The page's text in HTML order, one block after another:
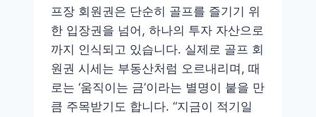
프장 회원권은 단순히 골프를 즐기기 위
한 입장권을 넘어, 하나의 투자 자산으로
까지 인식되고 있습니다. 실제로 골프 회
원권 시세는 부동산처럼 오르내리며, 때
로는 ‘움직이는 금’이라는 별명이 붙을 만
큼 주목받기도 합니다. “지금이 적기일